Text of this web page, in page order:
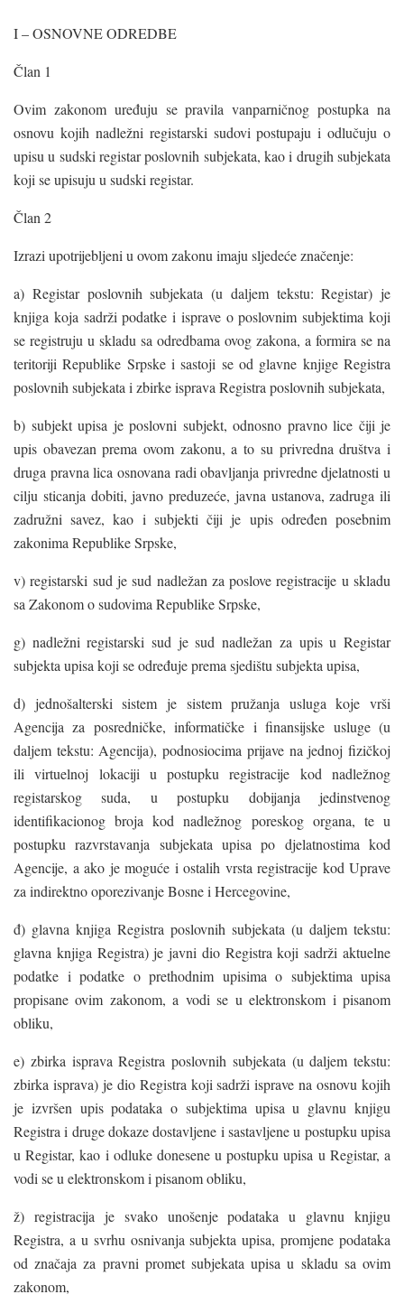
I – OSNOVNE ODREDBE
Član 1
Ovim zakonom uređuju se pravila vanparničnog postupka na
osnovu kojih nadležni registarski sudovi postupaju i odlučuju o
upisu u sudski registar poslovnih subjekata, kao i drugih subjekata
koji se upisuju u sudski registar.
Član 2
Izrazi upotrijebljeni u ovom zakonu imaju sljedeće značenje:
a) Registar poslovnih subjekata (u daljem tekstu: Registar) je
knjiga koja sadrži podatke i isprave o poslovnim subjektima koji
se registruju u skladu sa odredbama ovog zakona, a formira se na
teritoriji Republike Srpske i sastoji se od glavne knjige Registra
poslovnih subjekata i zbirke isprava Registra poslovnih subjekata,
b) subjekt upisa je poslovni subjekt, odnosno pravno lice čiji je
upis obavezan prema ovom zakonu, a to su privredna društva i
druga pravna lica osnovana radi obavljanja privredne djelatnosti u
cilju sticanja dobiti, javno preduzeće, javna ustanova, zadruga ili
zadružni savez, kao i subjekti čiji je upis određen posebnim
zakonima Republike Srpske,
v) registarski sud je sud nadležan za poslove registracije u skladu
sa Zakonom o sudovima Republike Srpske,
g) nadležni registarski sud je sud nadležan za upis u Registar
subjekta upisa koji se određuje prema sjedištu subjekta upisa,
d) jednošalterski sistem je sistem pružanja usluga koje vrši
Agencija za posredničke, informatičke i finansijske usluge (u
daljem tekstu: Agencija), podnosiocima prijave na jednoj fizičkoj
ili virtuelnoj lokaciji u postupku registracije kod nadležnog
registarskog suda, u postupku dobijanja jedinstvenog
identifikacionog broja kod nadležnog poreskog organa, te u
postupku razvrstavanja subjekata upisa po djelatnostima kod
Agencije, a ako je moguće i ostalih vrsta registracije kod Uprave
za indirektno oporezivanje Bosne i Hercegovine,
đ) glavna knjiga Registra poslovnih subjekata (u daljem tekstu:
glavna knjiga Registra) je javni dio Registra koji sadrži aktuelne
podatke i podatke o prethodnim upisima o subjektima upisa
propisane ovim zakonom, a vodi se u elektronskom i pisanom
obliku,
e) zbirka isprava Registra poslovnih subjekata (u daljem tekstu:
zbirka isprava) je dio Registra koji sadrži isprave na osnovu kojih
je izvršen upis podataka o subjektima upisa u glavnu knjigu
Registra i druge dokaze dostavljene i sastavljene u postupku upisa
u Registar, kao i odluke donesene u postupku upisa u Registar, a
vodi se u elektronskom i pisanom obliku,
ž) registracija je svako unošenje podataka u glavnu knjigu
Registra, a u svrhu osnivanja subjekta upisa, promjene podataka
od značaja za pravni promet subjekata upisa u skladu sa ovim
zakonom,